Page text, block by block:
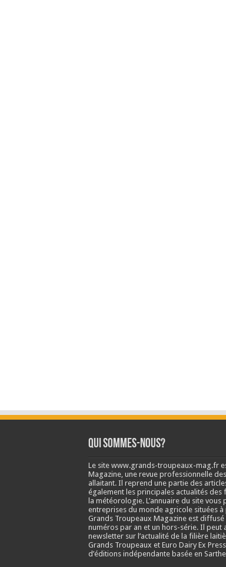
Qui sommes-nous?
Le site www.grands-troupeaux-mag.fr
Magazine, une revue professionnelle
allaitant. Il reprend une partie des
également les principales actualités des
la météorologie. L’annuaire du site
entreprises du monde agricole situées
Grands Troupeaux Magazine est
numéros par an et un hors-série. Il peut
newsletter sur l’actualité de la filière
Grands Troupeaux et Euro Dairy Ex
d’éditions indépendante basée en